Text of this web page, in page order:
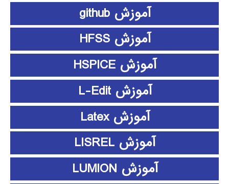
آموزش github
آموزش HFSS
آموزش HSPICE
آموزش L-Edit
آموزش Latex
آموزش LISREL
آموزش LUMION